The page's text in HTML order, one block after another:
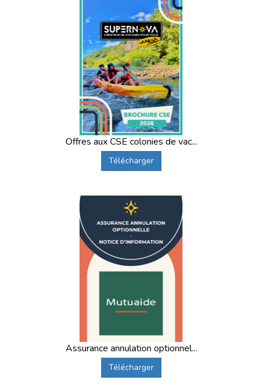
Offres aux CSE colonies de vac...
Télécharger
Assurance annulation optionnel...
Télécharger